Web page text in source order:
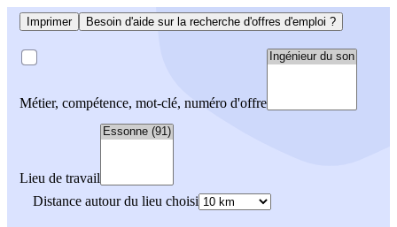
Imprimer Besoin d'aide sur la recherche d'offres d'emploi ?
Métier, compétence, mot-clé, numéro d'offre
Lieu de travail
Distance autour du lieu choisi